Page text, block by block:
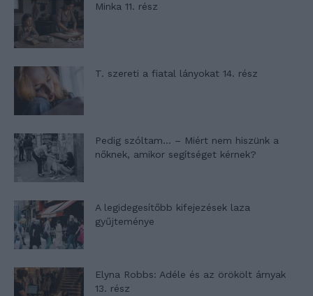
Minka 11. rész
T. szereti a fiatal lányokat 14. rész
Pedig szóltam… – Miért nem hiszünk a
nőknek, amikor segítséget kérnek?
A legidegesítőbb kifejezések laza
gyűjteménye
Elyna Robbs: Adéle és az örökölt árnyak
13. rész